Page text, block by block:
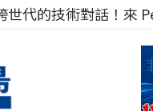
世代的技術對話！來